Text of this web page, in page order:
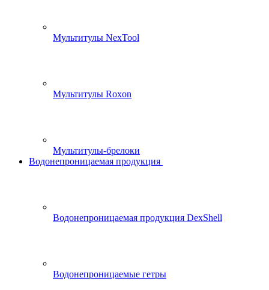
Мультитулы NexTool
Мультитулы Roxon
Мультитулы-брелоки
Водонепроницаемая продукция
Водонепроницаемая продукция DexShell
Водонепроницаемые гетры